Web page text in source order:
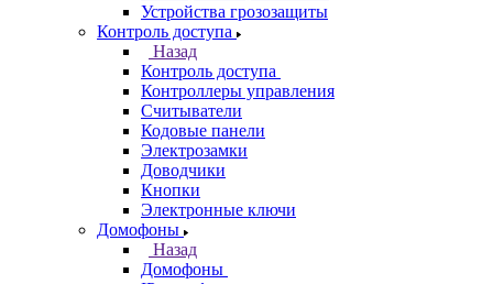
Устройства грозозащиты
Контроль доступа
Назад
Контроль доступа
Контроллеры управления
Считыватели
Кодовые панели
Электрозамки
Доводчики
Кнопки
Электронные ключи
Домофоны
Назад
Домофоны